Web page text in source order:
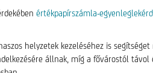
értékpapírszámla-
helyzetek kezeléséhez is
állnak, míg a fővárostól